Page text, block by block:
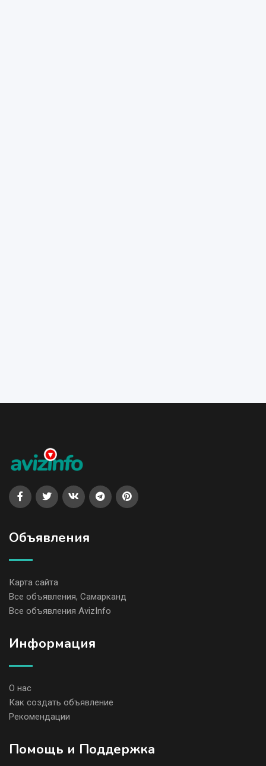
Объявления
Карта сайта
Все объявления, Самарканд
Все объявления AvizInfo
Информация
О нас
Как создать объявление
Рекомендации
Помощь и Поддержка